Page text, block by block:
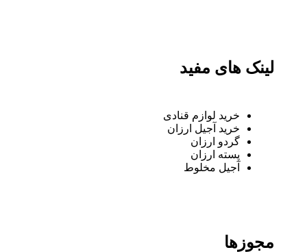
لینک های مفید
خرید لوازم قنادی
خرید آجیل ارزان
گردو ارزان
پسته ارزان
آجیل مخلوط
مجوزها